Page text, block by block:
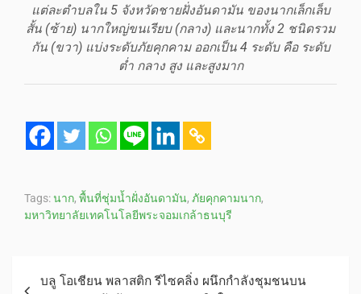
แต่ละตำบลใน 5 จังหวัดชายฝั่งอันดามัน ของนากเล็กเล็บ
สั้น (ซ้าย) นากใหญ่ขนเรียบ (กลาง) และนากทั้ง 2 ชนิดรวม
กัน (ขวา) แบ่งระดับภัยคุกคาม ออกเป็น 4 ระดับ คือ ระดับ
ต่ำ กลาง สูง และสูงมาก
Tags:นาก, พื้นที่ชุ่มน้ำฝั่งอันดามัน, ภัยคุกคามนาก,
มหาวิทยาลัยเทคโนโลยีพระจอมเกล้าธนบุรี
บลู โอเชียน พลาสติก รีไซคลิ่ง ผนึกกำลังชุมชนบน